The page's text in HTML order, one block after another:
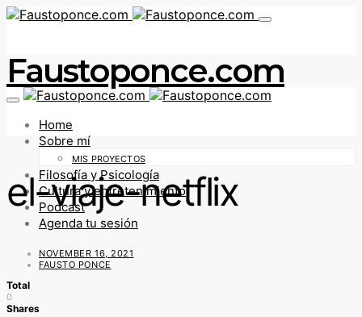
Faustoponce.com
Home
Sobre mí
MIS PROYECTOS
Filosofía y Psicología
Cultura y entretenimiento
Podcast
Agenda tu sesión
el-viaje-netflix
NOVEMBER 16, 2021
FAUSTO PONCE
Total
0
Shares